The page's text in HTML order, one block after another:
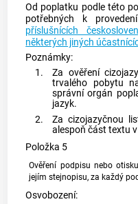
Od poplatku podle této
potřebných k
příslušnících
některých jiných
Poznámky:
1.
Za ověření
trvalého pobytu
správní orgán
jazyk.
2.
Za cizojazyčnou
alespoň část textu
Položka 5
Ověření podpisu nebo
jejím stejnopisu, za každý
Osvobození: